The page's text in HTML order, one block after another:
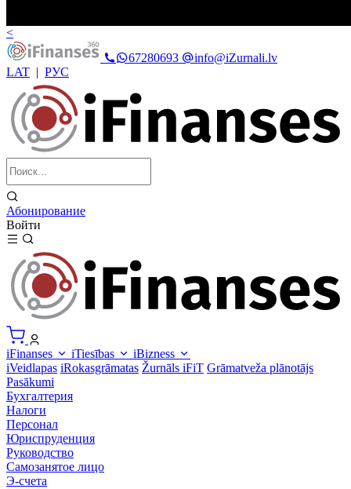
<
67280693
info@iZurnali.lv
LAT | РУС
Абонирование
Войти
iFinanses iTiesības
iBizness
iVeidlapas iRokasgrāmatas Žurnāls iFiT Grāmatveža plānotājs
Pasākumi
Бухгалтерия
Налоги
Персонал
Юриспруденция
Руководство
Самозанятое лицо
Э-счета